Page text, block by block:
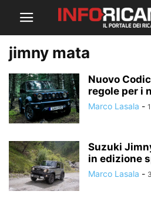
jimny mata
Nuovo
regole per i
Marco Lasala -
Suzuki
in edizione
Marco Lasala -